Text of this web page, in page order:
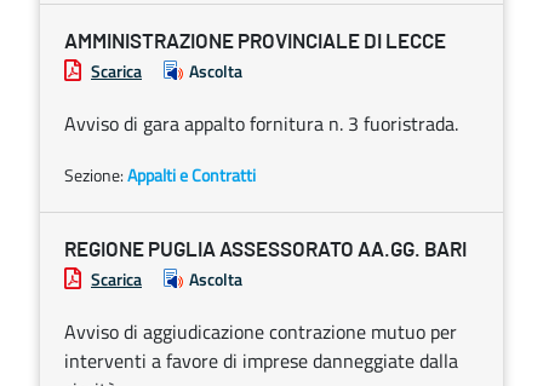
AMMINISTRAZIONE PROVINCIALE DI LECCE
Scarica Ascolta
Avviso di gara appalto fornitura n. 3 fuoristrada.
Sezione:Appalti e Contratti
REGIONE PUGLIA ASSESSORATO AA.GG. BARI
Scarica Ascolta
Avviso di aggiudicazione contrazione mutuo per
interventi a favore di imprese danneggiate dalla